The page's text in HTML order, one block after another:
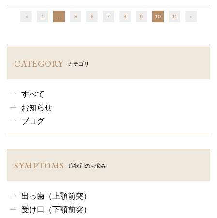
＜ 1 5 6 7 8 9 10 11 ＞
CATEGORY カテゴリ
すべて
お知らせ
ブログ
SYMPTOMS 症状別のお悩み
出っ歯（上顎前突）
受け口（下顎前突）